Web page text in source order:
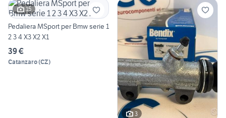
15
Pedaliera MSport per Bmw serie 1
2 3 4 X3 X2 X1
39 €
Catanzaro(CZ)
3